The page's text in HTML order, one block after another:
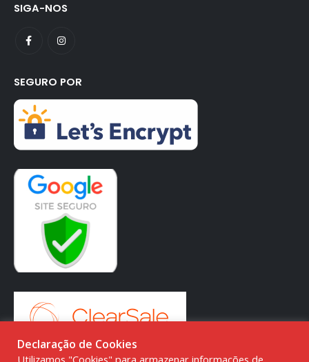
SIGA-NOS
SEGURO POR
Declaração de Cookies
Utilizamos "Cookies" para armazenar informações de